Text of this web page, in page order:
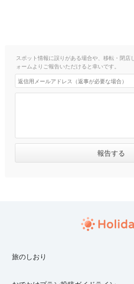
スポット情報に誤りがある場合や、移転・閉店
ォームよりご報告いただけると幸いです。
旅のしおり